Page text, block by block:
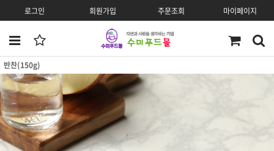
로그인 회원가입 주문조회 마이페이지
반찬(150g)